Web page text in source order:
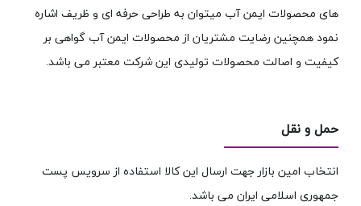
های محصولات ایمن آب میتوان به طراحی حرفه ای و ظریف اشاره
نمود همچنین رضایت مشتریان از محصولات ایمن آب گواهی بر
کیفیت و اصالت محصولات تولیدی این شرکت معتبر می باشد.
حمل و نقل
انتخاب امین بازار جهت ارسال این کالا استفاده از سرویس پست
جمهوری اسلامی ایران می باشد.